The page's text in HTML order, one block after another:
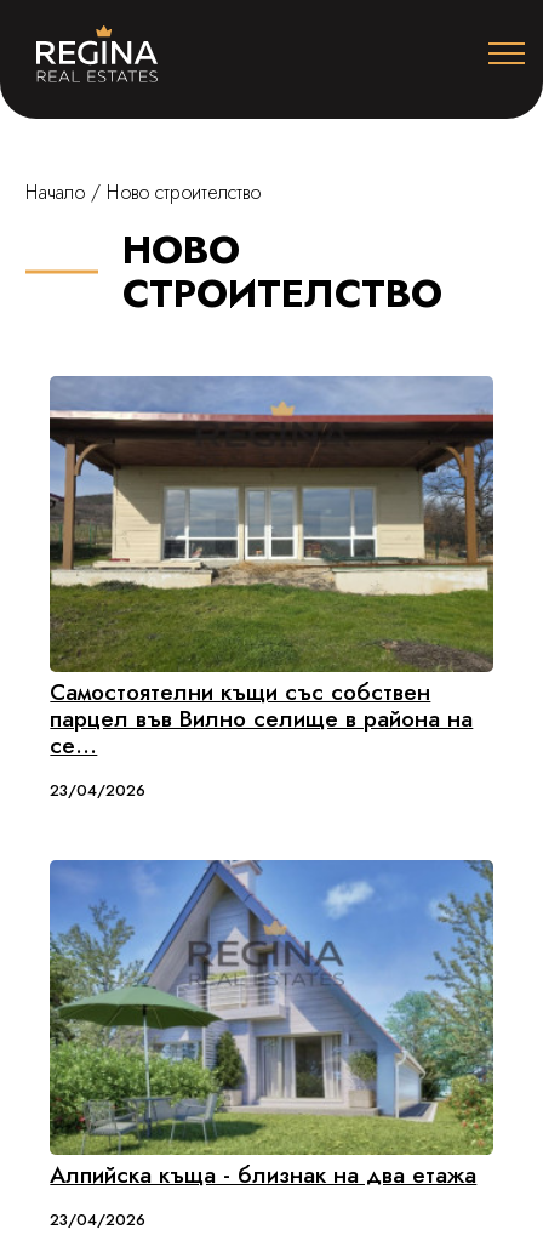
Начало / Ново строителство
НОВО
СТРОИТЕЛСТВО
23/04/2026
Самостоятелни къщи със собствен
парцел във Вилно селище в района на
се...
23/04/2026
Алпийска къща - близнак на два етажа